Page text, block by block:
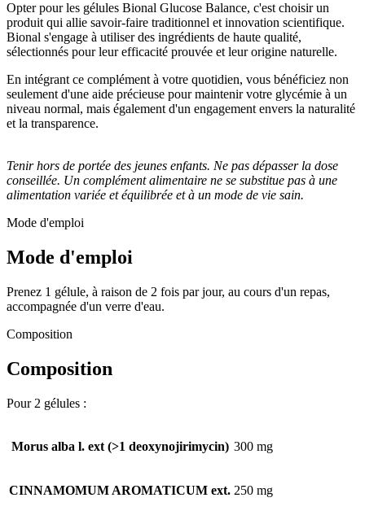
Opter pour les gélules Bional Glucose Balance, c'est choisir un
produit qui allie savoir-faire traditionnel et innovation scientifique.
Bional s'engage à utiliser des ingrédients de haute qualité,
sélectionnés pour leur efficacité prouvée et leur origine naturelle.
En intégrant ce complément à votre quotidien, vous bénéficiez non
seulement d'une aide précieuse pour maintenir votre glycémie à un
niveau normal, mais également d'un engagement envers la naturalité
et la transparence.
Tenir hors de portée des jeunes enfants. Ne pas dépasser la dose
conseillée. Un complément alimentaire ne se substitue pas à une
alimentation variée et équilibrée et à un mode de vie sain.
Mode d'emploi
Mode d'emploi
Prenez 1 gélule, à raison de 2 fois par jour, au cours d'un repas,
accompagnée d'un verre d'eau.
Composition
Composition
Pour 2 gélules :
Morus alba l. ext (>1 deoxynojirimycin) 300 mg
CINNAMOMUM AROMATICUM ext. 250 mg